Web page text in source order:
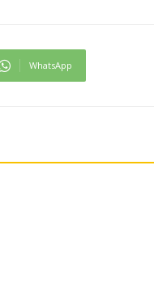
WhatsApp